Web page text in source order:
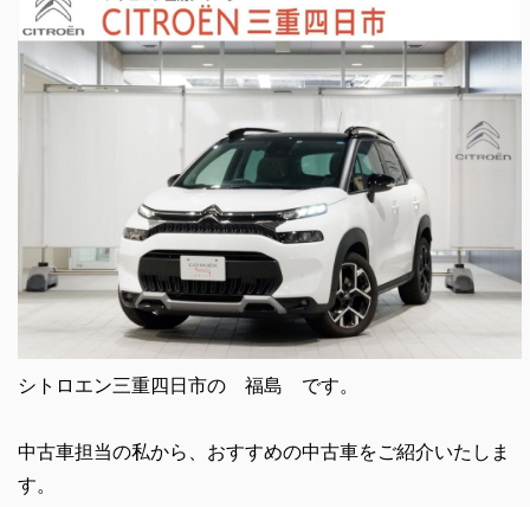
シトロエン三重四日市の 福島 です。
中古車担当の私から、おすすめの中古車をご紹介いたしま
す。